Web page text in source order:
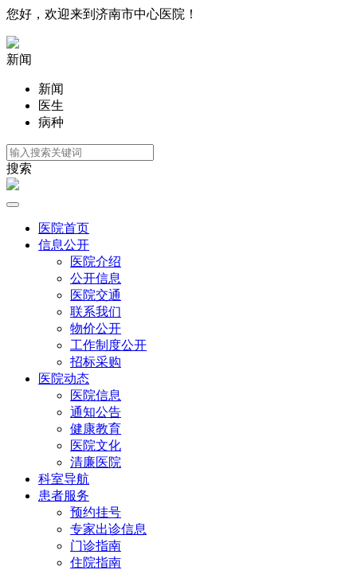
您好，欢迎来到济南市中心医院！
新闻
新闻
医生
病种
搜索
医院首页
信息公开
医院介绍
公开信息
医院交通
联系我们
物价公开
工作制度公开
招标采购
医院动态
医院信息
通知公告
健康教育
医院文化
清廉医院
科室导航
患者服务
预约挂号
专家出诊信息
门诊指南
住院指南